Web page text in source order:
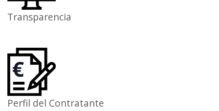
Transparencia
Perfil del Contratante